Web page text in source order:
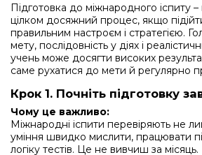
Підготовка до міжнародного іспиту
цілком досяжний процес, якщо
правильним настроєм і стратегією.
мету, послідовність у діях і
учень може досягти високих
саме рухатися до мети й регулярно
Крок 1. Почніть підготовку
Чому це важливо:
Міжнародні іспити перевіряють не
уміння швидко мислити, працювати
логіку тестів. Це не вивчиш за місяць.